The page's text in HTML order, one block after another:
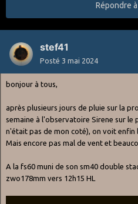
Répondre
stef41
Posté 3 mai 2024
bonjour à tous,
après plusieurs jours de pluie sur la
semaine à l'observatoire Sirene sur le
n'était pas de mon coté), on voit enfin
Mais encore pas mal de vent et
A la fs60 muni de son sm40 double
zwo178mm vers 12h15 HL